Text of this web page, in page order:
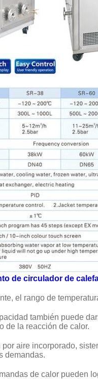
de circulador de
el rango de
también puede
de la reacción de calor.
aire incorporado,
demandas.
de calor pueden